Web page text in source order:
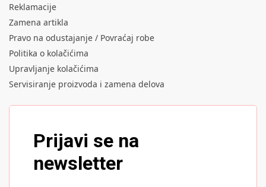
Reklamacije
Zamena artikla
Pravo na odustajanje / Povraćaj robe
Politika o kolačićima
Upravljanje kolačićima
Servisiranje proizvoda i zamena delova